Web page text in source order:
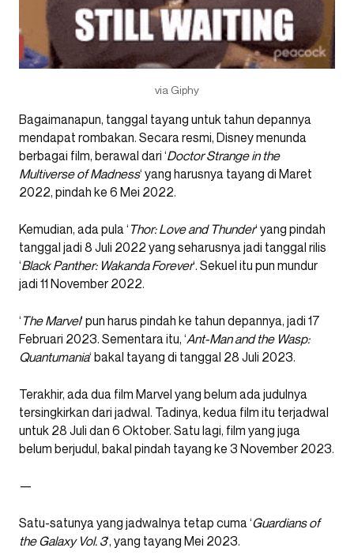
via Giphy
Bagaimanapun, tanggal tayang untuk tahun depannya
mendapat rombakan. Secara resmi, Disney menunda
berbagai film, berawal dari ‘Doctor Strange in the
Multiverse of Madness‘ yang harusnya tayang di Maret
2022, pindah ke 6 Mei 2022.
Kemudian, ada pula ‘ Thor: Love and Thunder‘ yang pindah
tanggal jadi 8 Juli 2022 yang seharusnya jadi tanggal rilis
‘Black Panther: Wakanda Forever‘. Sekuel itu pun mundur
jadi 11 November 2022.
‘ The Marvel‘ pun harus pindah ke tahun depannya, jadi 17
Februari 2023. Sementara itu, ‘Ant-Man and the Wasp:
Quantumania‘ bakal tayang di tanggal 28 Juli 2023.
Terakhir, ada dua film Marvel yang belum ada judulnya
tersingkirkan dari jadwal. Tadinya, kedua film itu terjadwal
untuk 28 Juli dan 6 Oktober. Satu lagi, film yang juga
belum berjudul, bakal pindah tayang ke 3 November 2023.
—
Satu-satunya yang jadwalnya tetap cuma ‘Guardians of
the Galaxy Vol. 3‘, yang tayang Mei 2023.